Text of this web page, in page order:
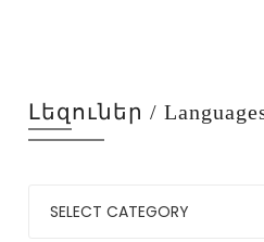
Լեզուներ /